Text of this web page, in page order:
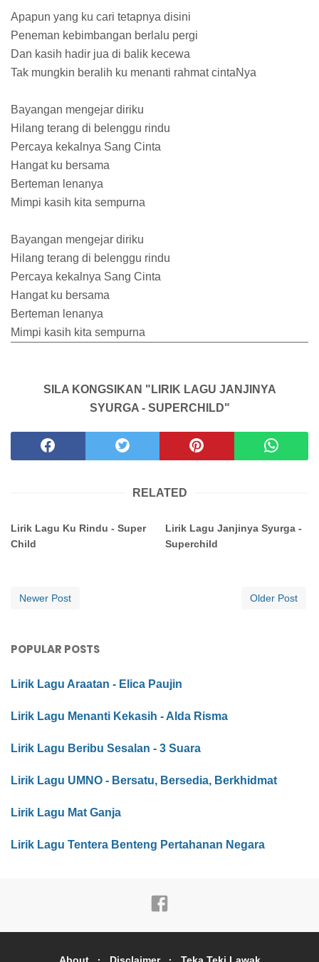
Apapun yang ku cari tetapnya disini
Peneman kebimbangan berlalu pergi
Dan kasih hadir jua di balik kecewa
Tak mungkin beralih ku menanti rahmat cintaNya
Bayangan mengejar diriku
Hilang terang di belenggu rindu
Percaya kekalnya Sang Cinta
Hangat ku bersama
Berteman lenanya
Mimpi kasih kita sempurna
Bayangan mengejar diriku
Hilang terang di belenggu rindu
Percaya kekalnya Sang Cinta
Hangat ku bersama
Berteman lenanya
Mimpi kasih kita sempurna
SILA KONGSIKAN "LIRIK LAGU JANJINYA
SYURGA - SUPERCHILD"
RELATED
Lirik Lagu Ku Rindu - Super
Child
Lirik Lagu Janjinya Syurga -
Superchild
Newer Post Older Post
POPULAR POSTS
Lirik Lagu Araatan - Elica Paujin
Lirik Lagu Menanti Kekasih - Alda Risma
Lirik Lagu Beribu Sesalan - 3 Suara
Lirik Lagu UMNO - Bersatu, Bersedia, Berkhidmat
Lirik Lagu Mat Ganja
Lirik Lagu Tentera Benteng Pertahanan Negara